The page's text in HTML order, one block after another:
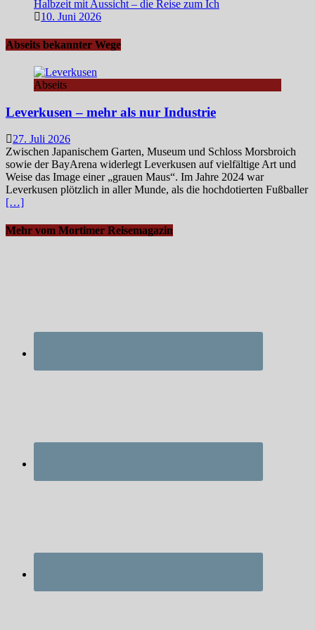
Halbzeit mit Aussicht – die Reise zum Ich
10. Juni 2026
Abseits bekannter Wege
Abseits
Leverkusen – mehr als nur Industrie
27. Juli 2026
Zwischen Japanischem Garten, Museum und Schloss Morsbroich
sowie der BayArena widerlegt Leverkusen auf vielfältige Art und
Weise das Image einer „grauen Maus“. Im Jahre 2024 war
Leverkusen plötzlich in aller Munde, als die hochdotierten Fußballer
[…]
Mehr vom Mortimer Reisemagazin